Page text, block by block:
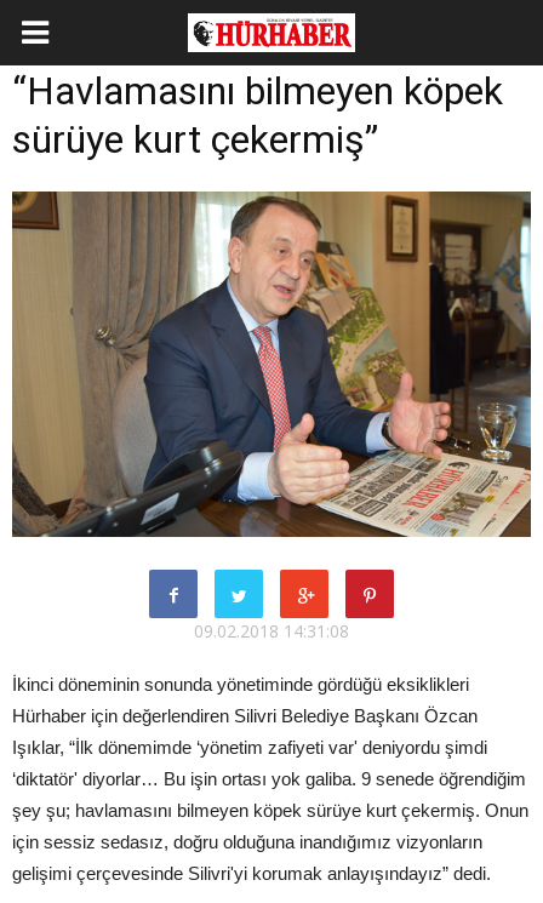
“Havlamasını bilmeyen köpek
sürüye kurt çekermiş”
09.02.2018 14:31:08
İkinci döneminin sonunda yönetiminde gördüğü eksiklikleri
Hürhaber için değerlendiren Silivri Belediye Başkanı Özcan
Işıklar, “İlk dönemimde ‘yönetim zafiyeti var' deniyordu şimdi
‘diktatör' diyorlar… Bu işin ortası yok galiba. 9 senede öğrendiğim
şey şu; havlamasını bilmeyen köpek sürüye kurt çekermiş. Onun
için sessiz sedasız, doğru olduğuna inandığımız vizyonların
gelişimi çerçevesinde Silivri'yi korumak anlayışındayız” dedi.